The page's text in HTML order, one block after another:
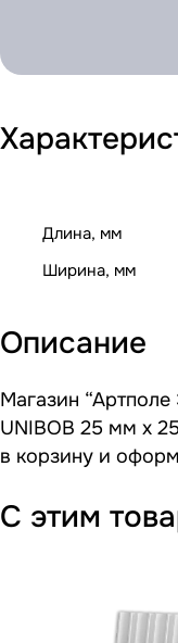
Длина, мм
Ширина, мм
Описание
Магазин
UNIBOB 25 мм х
в корзину и
С этим